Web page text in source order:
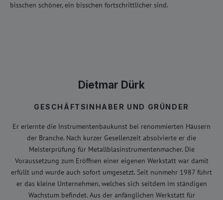
bisschen schöner, ein bisschen fortschrittlicher sind.
Dietmar Dürk
GESCHÄFTSINHABER UND GRÜNDER
Er erlernte die Instrumentenbaukunst bei renommierten Häusern
der Branche. Nach kurzer Gesellenzeit absolvierte er die
Meisterprüfung für Metallblasinstrumentenmacher. Die
Voraussetzung zum Eröffnen einer eigenen Werkstatt war damit
erfüllt und wurde auch sofort umgesetzt. Seit nunmehr 1987 führt
er das kleine Unternehmen, welches sich seitdem im ständigen
Wachstum befindet. Aus der anfänglichen Werkstatt für